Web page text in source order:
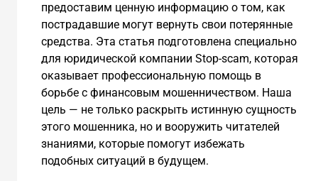
предоставим ценную информацию о том, как
пострадавшие могут вернуть свои потерянные
средства. Эта статья подготовлена специально
для юридической компании Stop-scam, которая
оказывает профессиональную помощь в
борьбе с финансовым мошенничеством. Наша
цель — не только раскрыть истинную сущность
этого мошенника, но и вооружить читателей
знаниями, которые помогут избежать
подобных ситуаций в будущем.